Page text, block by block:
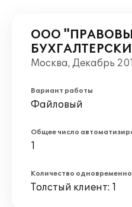
ООО
Москва, Декабрь
Вариант работы
Файловый
Общее число
1
Количество
Толстый клиент: 1